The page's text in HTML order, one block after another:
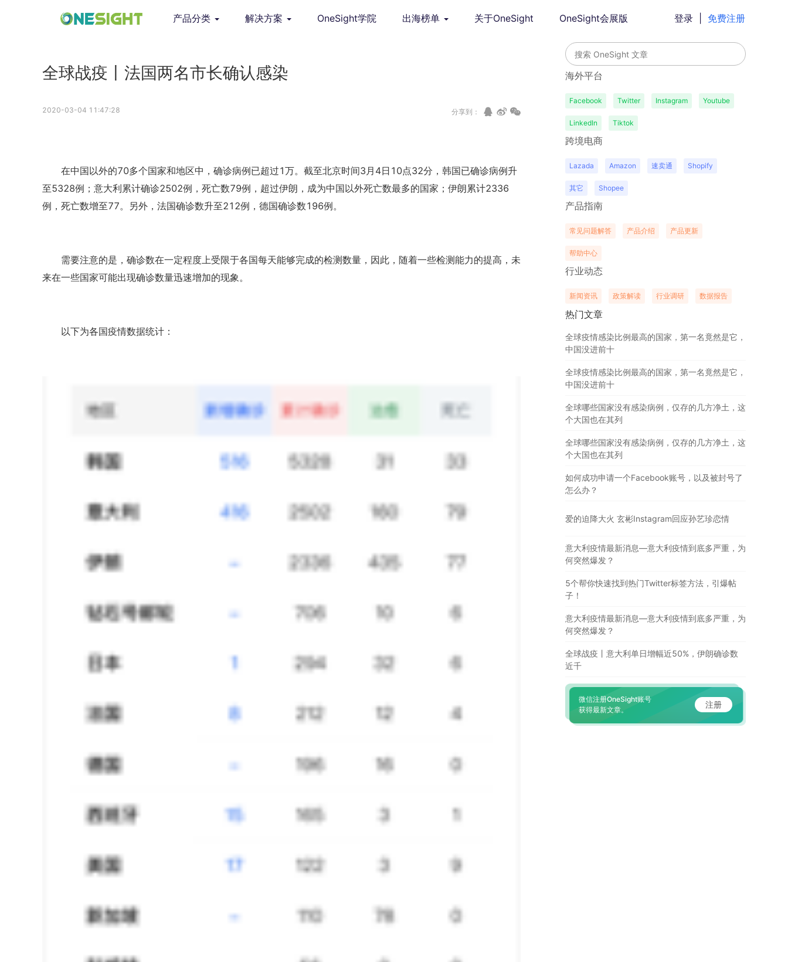
产品分类 解决方案 OneSight学院 出海榜单 关于OneSight OneSight会展版 登录 免费注册
全球战疫丨法国两名市长确认感染
2020-03-04 11:47:28 分享到：
在中国以外的70多个国家和地区中，确诊病例已超过1万。截至北京时间3月4日10点32分，韩国已确诊病例升
至5328例；意大利累计确诊2502例，死亡数79例，超过伊朗，成为中国以外死亡数最多的国家；伊朗累计2336
例，死亡数增至77。另外，法国确诊数升至212例，德国确诊数196例。
需要注意的是，确诊数在一定程度上受限于各国每天能够完成的检测数量，因此，随着一些检测能力的提高，未
来在一些国家可能出现确诊数量迅速增加的现象。
以下为各国疫情数据统计：
海外平台
Facebook Twitter Instagram Youtube
LinkedIn Tiktok
跨境电商
Lazada Amazon 速卖通 Shopify
其它 Shopee
产品指南
常见问题解答 产品介绍 产品更新
帮助中心
行业动态
新闻资讯 政策解读 行业调研 数据报告
热门文章
全球疫情感染比例最高的国家，第一名竟然是它，
中国没进前十
全球疫情感染比例最高的国家，第一名竟然是它，
中国没进前十
全球哪些国家没有感染病例，仅存的几方净土，这
个大国也在其列
全球哪些国家没有感染病例，仅存的几方净土，这
个大国也在其列
如何成功申请一个Facebook账号，以及被封号了
怎么办？
爱的迫降大火 玄彬Instagram回应孙艺珍恋情
意大利疫情最新消息—意大利疫情到底多严重，为
何突然爆发？
5个帮你快速找到热门Twitter标签方法，引爆帖
子！
意大利疫情最新消息—意大利疫情到底多严重，为
何突然爆发？
全球战疫丨意大利单日增幅近50%，伊朗确诊数
近千
微信注册OneSight账号
获得最新文章。
注册